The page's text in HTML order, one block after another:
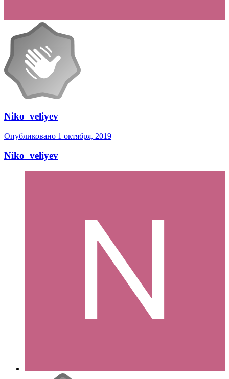
Niko_veliyev
Опубликовано 1 октября, 2019
Niko_veliyev